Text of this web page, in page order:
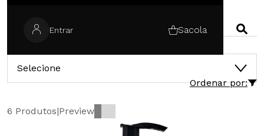
Entrar Sacola
Selecione
Ordenar por:
6 Produtos|Preview